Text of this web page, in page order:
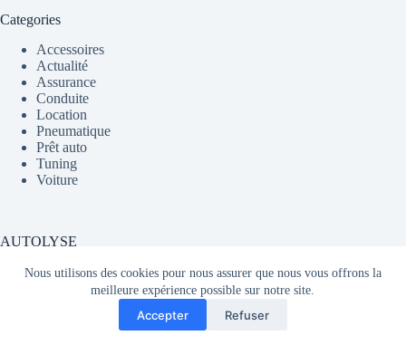
Nous utilisons des cookies pour nous assurer que nous vous offrons la
meilleure expérience possible sur notre site.
Accepter Refuser
Categories
Accessoires
Actualité
Assurance
Conduite
Location
Pneumatique
Prêt auto
Tuning
Voiture
AUTOLYSE
Média partageant du contenu sur l'actualité automobile en
France et dans le monde.